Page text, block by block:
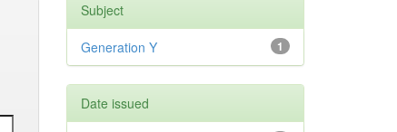
Subject
1
Generation Y
Date issued